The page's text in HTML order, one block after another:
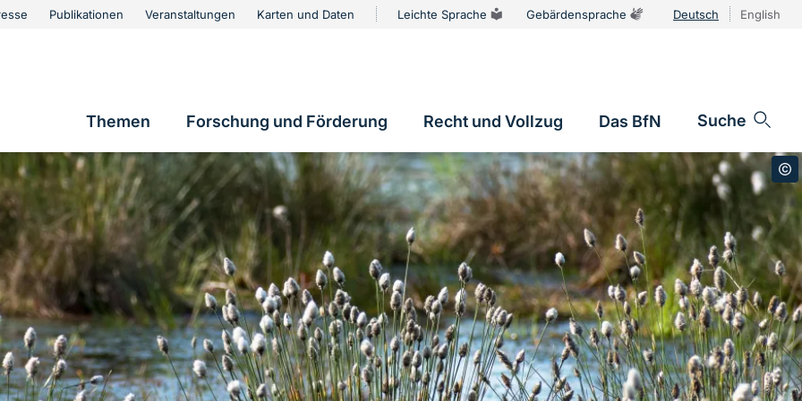
Publikationen Veranstaltungen Karten und Daten Leichte Sprache Gebärdensprache Deutsch English
Hauptnavigation
Themen Forschung und Förderung Recht und Vollzug Das BfN Suche